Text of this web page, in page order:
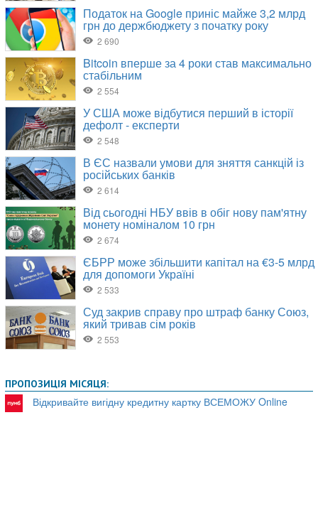
ПРОПОЗИЦІЯ МІСЯЦЯ:
Відкривайте вигідну кредитну картку ВСЕМОЖУ Online